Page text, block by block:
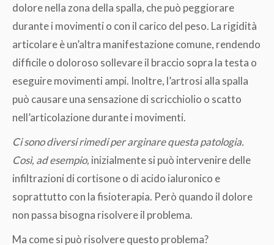
dolore nella zona della spalla, che può peggiorare
durante i movimenti o con il carico del peso. La rigidità
articolare è un’altra manifestazione comune, rendendo
difficile o doloroso sollevare il braccio sopra la testa o
eseguire movimenti ampi. Inoltre, l’artrosi alla spalla
può causare una sensazione di scricchiolio o scatto
nell’articolazione durante i movimenti.
Ci sono diversi rimedi per arginare questa patologia.
Così, ad esempio, inizialmente si può intervenire delle
infiltrazioni di cortisone o di acido ialuronico e
soprattutto con la fisioterapia. Però quando il dolore
non passa bisogna risolvere il problema.
Ma come si può risolvere questo problema?